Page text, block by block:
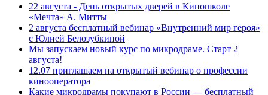
22 августа - День открытых дверей в Киношколе
«Мечта» А. Митты
2 августа бесплатный вебинар «Внутренний мир героя»
с Юлией Белозубкиной
Мы запускаем новый курс по микродраме. Старт 2
августа!
12.07 приглашаем на открытый вебинар о профессии
кинооператора
Какие микродрамы покупают в России — бесплатный